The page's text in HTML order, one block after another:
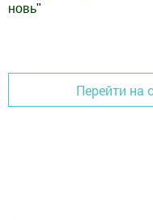
новь"
Перейти на